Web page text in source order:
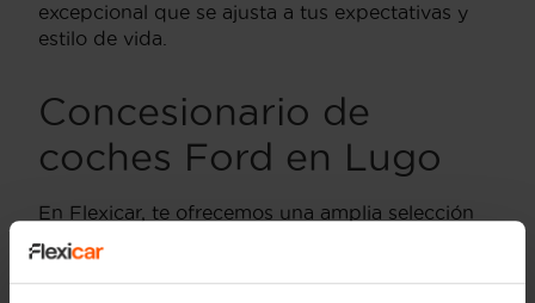
excepcional que se ajusta a tus expectativas y
estilo de vida.
Concesionario de
coches Ford en Lugo
En Flexicar, te ofrecemos una amplia selección
de vehículos de segunda mano Ford en la
provincia de Lugo. Nuestro concesionario se
dedica a proporcionar a nuestros clientes coches